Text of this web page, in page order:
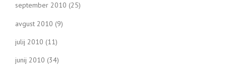
september 2010 (25)
avgust 2010 (9)
julij 2010 (11)
junij 2010 (34)